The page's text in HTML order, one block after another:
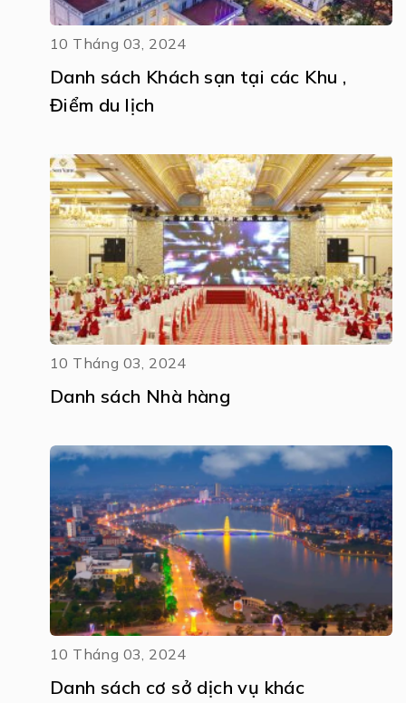
10 Tháng 03, 2024
Danh sách Khách sạn tại các Khu ,
Điểm du lịch
10 Tháng 03, 2024
Danh sách Nhà hàng
10 Tháng 03, 2024
Danh sách cơ sở dịch vụ khác